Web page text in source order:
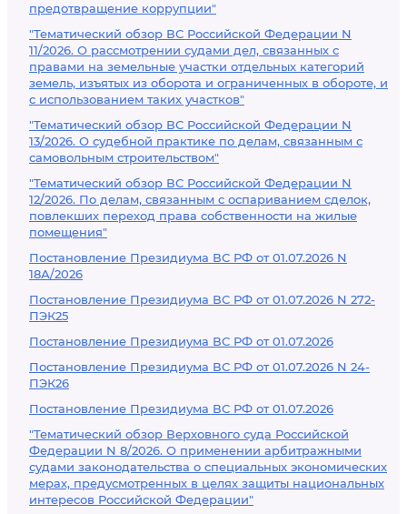
предотвращение коррупции"
"Тематический обзор ВС Российской Федерации N
11/2026. О рассмотрении судами дел, связанных с
правами на земельные участки отдельных категорий
земель, изъятых из оборота и ограниченных в обороте, и
с использованием таких участков"
"Тематический обзор ВС Российской Федерации N
13/2026. О судебной практике по делам, связанным с
самовольным строительством"
"Тематический обзор ВС Российской Федерации N
12/2026. По делам, связанным с оспариванием сделок,
повлекших переход права собственности на жилые
помещения"
Постановление Президиума ВС РФ от 01.07.2026 N
18А/2026
Постановление Президиума ВС РФ от 01.07.2026 N 272-
ПЭК25
Постановление Президиума ВС РФ от 01.07.2026
Постановление Президиума ВС РФ от 01.07.2026 N 24-
ПЭК26
Постановление Президиума ВС РФ от 01.07.2026
"Тематический обзор Верховного суда Российской
Федерации N 8/2026. О применении арбитражными
судами законодательства о специальных экономических
мерах, предусмотренных в целях защиты национальных
интересов Российской Федерации"